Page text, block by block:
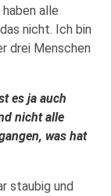
alle
nicht. Ich bin
drei Menschen
es ja auch
nicht alle
was hat
staubig und